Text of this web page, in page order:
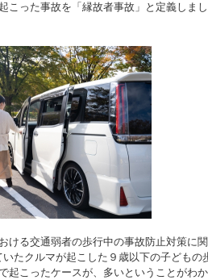
こった事故を「縁故者事故」と定義しま
ける交通弱者の歩行中の事故防止対策に
たクルマが起こした９歳以下の子どもの
起こったケースが、多いということがわ